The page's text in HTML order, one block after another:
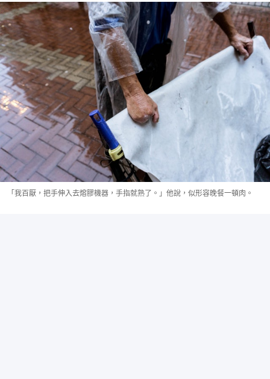
「我百厭，把手伸入去熔膠機器，手指就熟了。」他說，似形容晚餐一頓肉。